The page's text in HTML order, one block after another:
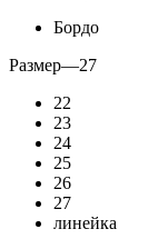
Бордо
Размер—27
22
23
24
25
26
27
линейка